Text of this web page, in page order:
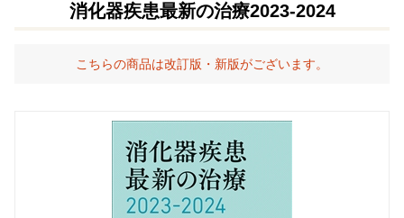
消化器疾患最新の治療2023-2024
こちらの商品は改訂版・新版がございます。